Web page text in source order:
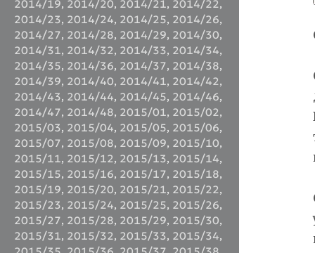
2014/19, 2014/20, 2014/21, 2014/22,
2014/23, 2014/24, 2014/25, 2014/26,
2014/27, 2014/28, 2014/29, 2014/30,
2014/31, 2014/32, 2014/33, 2014/34,
2014/35, 2014/36, 2014/37, 2014/38,
2014/39, 2014/40, 2014/41, 2014/42,
2014/43, 2014/44, 2014/45, 2014/46,
2014/47, 2014/48, 2015/01, 2015/02,
2015/03, 2015/04, 2015/05, 2015/06,
2015/07, 2015/08, 2015/09, 2015/10,
2015/11, 2015/12, 2015/13, 2015/14,
2015/15, 2015/16, 2015/17, 2015/18,
2015/19, 2015/20, 2015/21, 2015/22,
2015/23, 2015/24, 2015/25, 2015/26,
2015/27, 2015/28, 2015/29, 2015/30,
2015/31, 2015/32, 2015/33, 2015/34,